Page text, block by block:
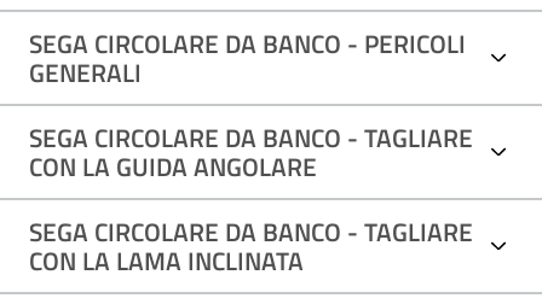
SEGA CIRCOLARE DA BANCO - PERICOLI
GENERALI
SEGA CIRCOLARE DA BANCO - TAGLIARE
CON LA GUIDA ANGOLARE
SEGA CIRCOLARE DA BANCO - TAGLIARE
CON LA LAMA INCLINATA